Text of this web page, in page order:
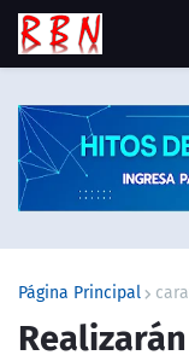
Página Principal